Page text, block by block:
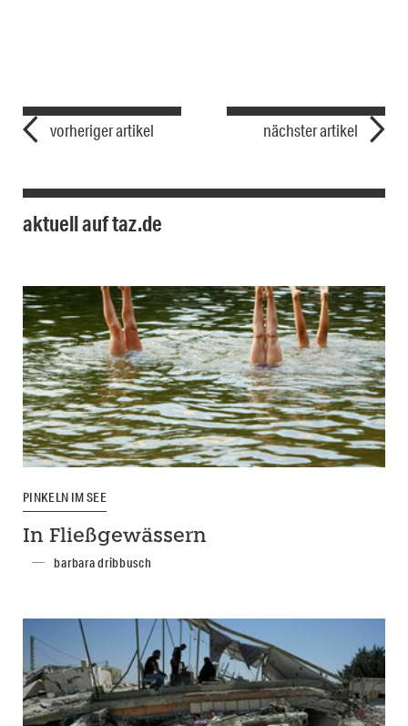
vorheriger artikel nächster artikel
aktuell auf taz.de
PINKELN IM SEE
In Fließgewässern
barbara dribbusch